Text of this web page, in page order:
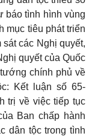
báo tình hình vùng
mục tiêu phát triển
các Nghị quyết,
quyết của Quốc
tướng chính phủ về
Kết luận số 65-
trị về việc tiếp tục
Ban chấp hành
dân tộc trong tình